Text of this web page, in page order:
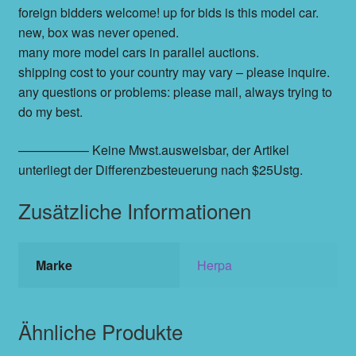
foreign bidders welcome! up for bids is this model car.
new, box was never opened.
many more model cars in parallel auctions.
shipping cost to your country may vary – please inquire.
any questions or problems: please mail, always trying to
do my best.
—————– Keine Mwst.ausweisbar, der Artikel
unterliegt der Differenzbesteuerung nach $25Ustg.
Zusätzliche Informationen
Marke Herpa
Ähnliche Produkte